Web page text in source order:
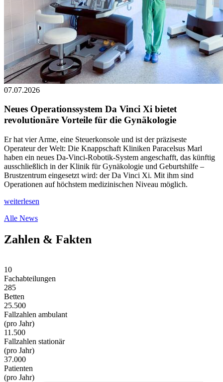
07.07.2026
Neues Operationssystem Da Vinci Xi bietet
revolutionäre Vorteile für die Gynäkologie
Er hat vier Arme, eine Steuerkonsole und ist der präziseste
Operateur der Welt: Die Knappschaft Kliniken Paracelsus Marl
haben ein neues Da-Vinci-Robotik-System angeschafft, das künftig
ausschließlich in der Klinik für Gynäkologie und Geburtshilfe –
Brustzentrum eingesetzt wird: der Da Vinci Xi. Mit ihm sind
Operationen auf höchstem medizinischen Niveau möglich.
weiterlesen
Alle News
Zahlen & Fakten
10
Fachabteilungen
285
Betten
25.500
Fallzahlen ambulant
(pro Jahr)
11.500
Fallzahlen stationär
(pro Jahr)
37.000
Patienten
(pro Jahr)